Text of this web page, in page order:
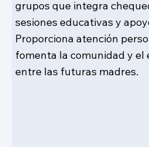
grupos que integra
sesiones educativas y
Proporciona atención
fomenta la comunidad y el
entre las futuras madres.